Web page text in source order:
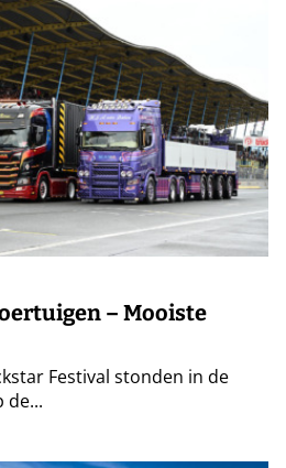
– Mooiste
Festival stonden in de
de...